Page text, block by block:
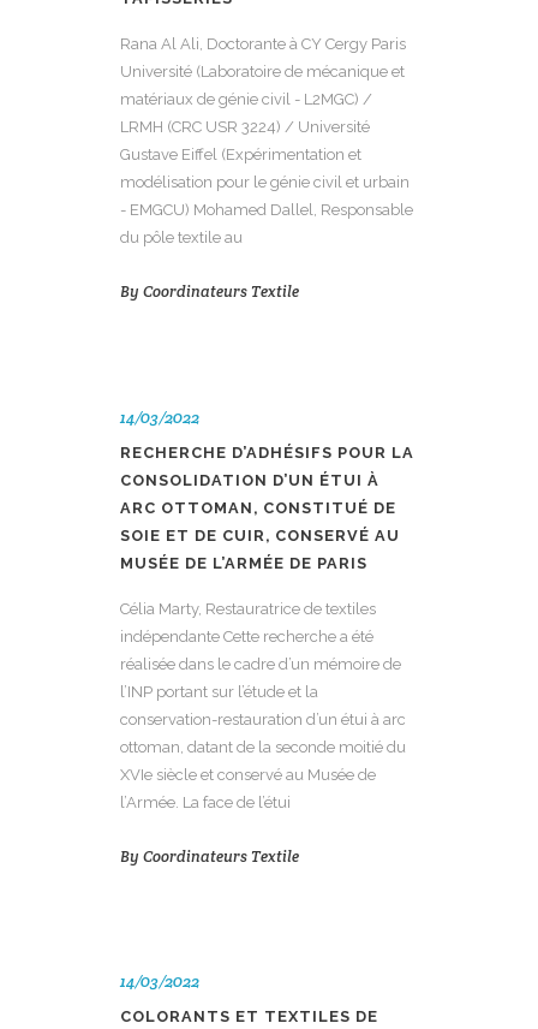
Rana Al Ali, Doctorante à CY Cergy Paris
Université (Laboratoire de mécanique et
matériaux de génie civil - L2MGC) /
LRMH (CRC USR 3224) / Université
Gustave Eiffel (Expérimentation et
modélisation pour le génie civil et urbain
- EMGCU) Mohamed Dallel, Responsable
du pôle textile au
By Coordinateurs Textile
14/03/2022
RECHERCHE D’ADHÉSIFS POUR LA
CONSOLIDATION D’UN ÉTUI À
ARC OTTOMAN, CONSTITUÉ DE
SOIE ET DE CUIR, CONSERVÉ AU
MUSÉE DE L’ARMÉE DE PARIS
Célia Marty, Restauratrice de textiles
indépendante Cette recherche a été
réalisée dans le cadre d’un mémoire de
l’INP portant sur l’étude et la
conservation-restauration d’un étui à arc
ottoman, datant de la seconde moitié du
XVIe siècle et conservé au Musée de
l’Armée. La face de l’étui
By Coordinateurs Textile
14/03/2022
COLORANTS ET TEXTILES DE